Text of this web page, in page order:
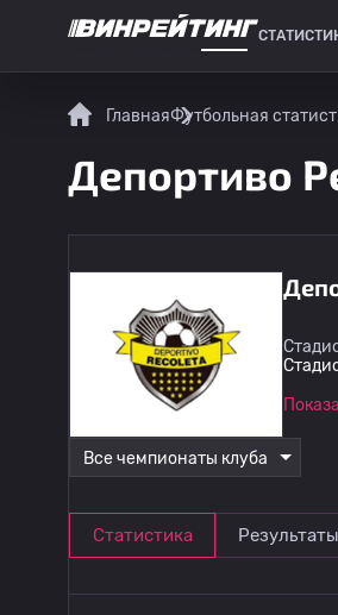
ГлавнаяФутбольная
Депортиво
Все чемпионаты клуба
Статистика Результаты